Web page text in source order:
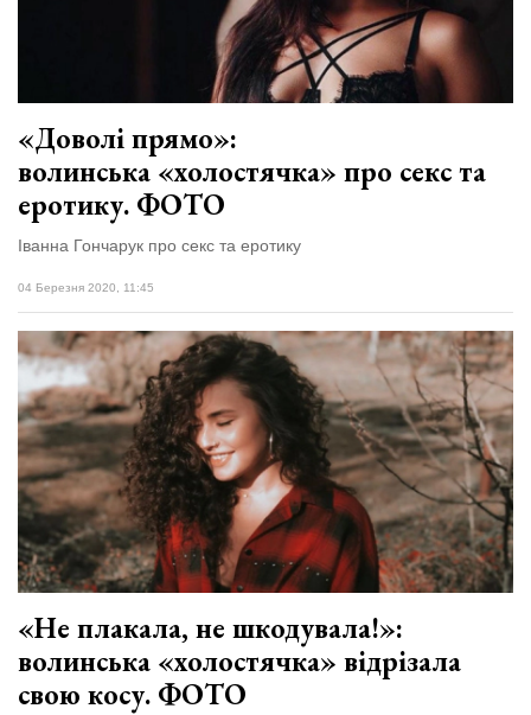
«Доволі прямо»:
волинська «холостячка» про секс та
еротику. ФОТО
Іванна Гончарук про секс та еротику
04 Березня 2020, 11:45
«Не плакала, не шкодувала!»:
волинська «холостячка» відрізала
свою косу. ФОТО